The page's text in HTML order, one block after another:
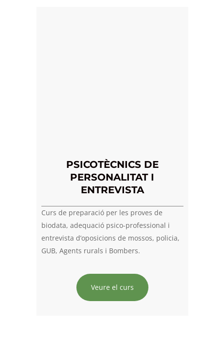
PSICOTÈCNICS DE
PERSONALITAT I
ENTREVISTA
Curs de preparació per les proves de
biodata, adequació psico-professional i
entrevista d’oposicions de mossos, policia,
GUB, Agents rurals i Bombers.
Veure el curs